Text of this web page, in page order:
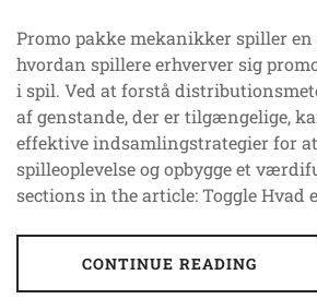
Promo pakke mekanikker spiller
hvordan spillere erhverver sig
i spil. Ved at forstå
af genstande, der er tilgængelige,
effektive indsamlingstrategier for
spilleoplevelse og opbygge et
sections in the article: Toggle Hvad
CONTINUE READING